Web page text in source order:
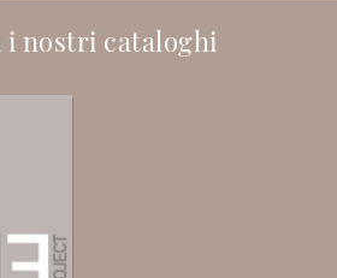
i nostri cataloghi